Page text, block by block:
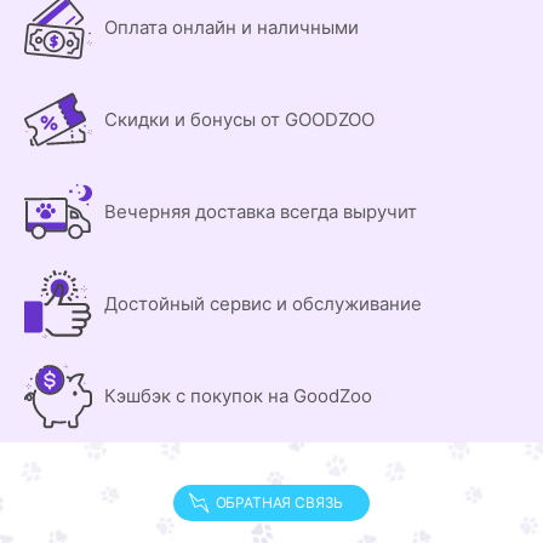
Оплата онлайн и наличными
Скидки и бонусы от GOODZOO
Вечерняя доставка всегда выручит
Достойный сервис и обслуживание
Кэшбэк с покупок на GoodZoo
ОБРАТНАЯ СВЯЗЬ